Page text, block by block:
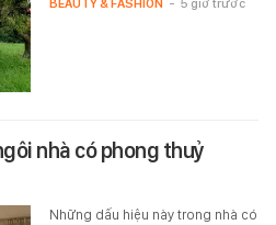
BEAUTY & FASHION - 5 giờ trước
nhà có phong thuỷ
Những dấu hiệu này trong nhà có